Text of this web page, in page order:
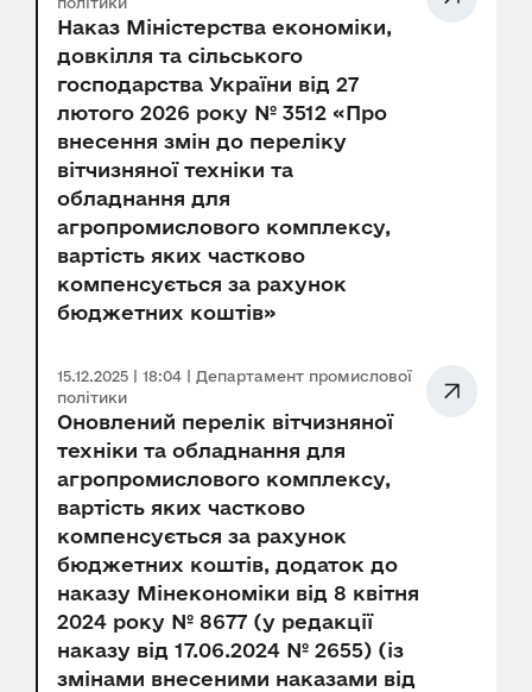
Наказ Міністерства економіки,
довкілля та сільського
господарства України від 27
лютого 2026 року № 3512 «Про
внесення змін до переліку
вітчизняної техніки та
обладнання для
агропромислового комплексу,
вартість яких частково
компенсується за рахунок
бюджетних коштів»
15.12.2025 | 18:04 | Департамент промислової
політики
Оновлений перелік вітчизняної
техніки та обладнання для
агропромислового комплексу,
вартість яких частково
компенсується за рахунок
бюджетних коштів, додаток до
наказу Мінекономіки від 8 квітня
2024 року № 8677 (у редакції
наказу від 17.06.2024 № 2655) (із
змінами внесеними наказами від